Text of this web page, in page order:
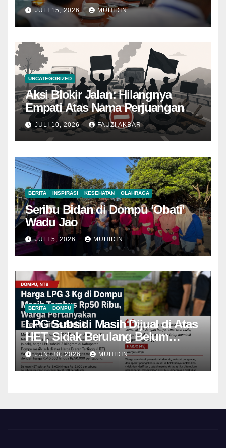
JULI 15, 2026 MUHIDIN
UNCATEGORIZED
Aksi Blokir Jalan: Hilangnya
Empati Atas Nama Perjuangan
JULI 10, 2026 FAUZI AKBAR
BERITA INSPIRASI KESEHATAN OLAHRAGA
Seribu Bidan di Dompu ‘Obati’
Wadu Jao
JULI 5, 2026 MUHIDIN
BERITA DOMPU
LPG Subsidi Masih Dijual di Atas
HET, Sidak Berulang Belum
Mampu Menekan Harga
JUNI 30, 2026 MUHIDIN